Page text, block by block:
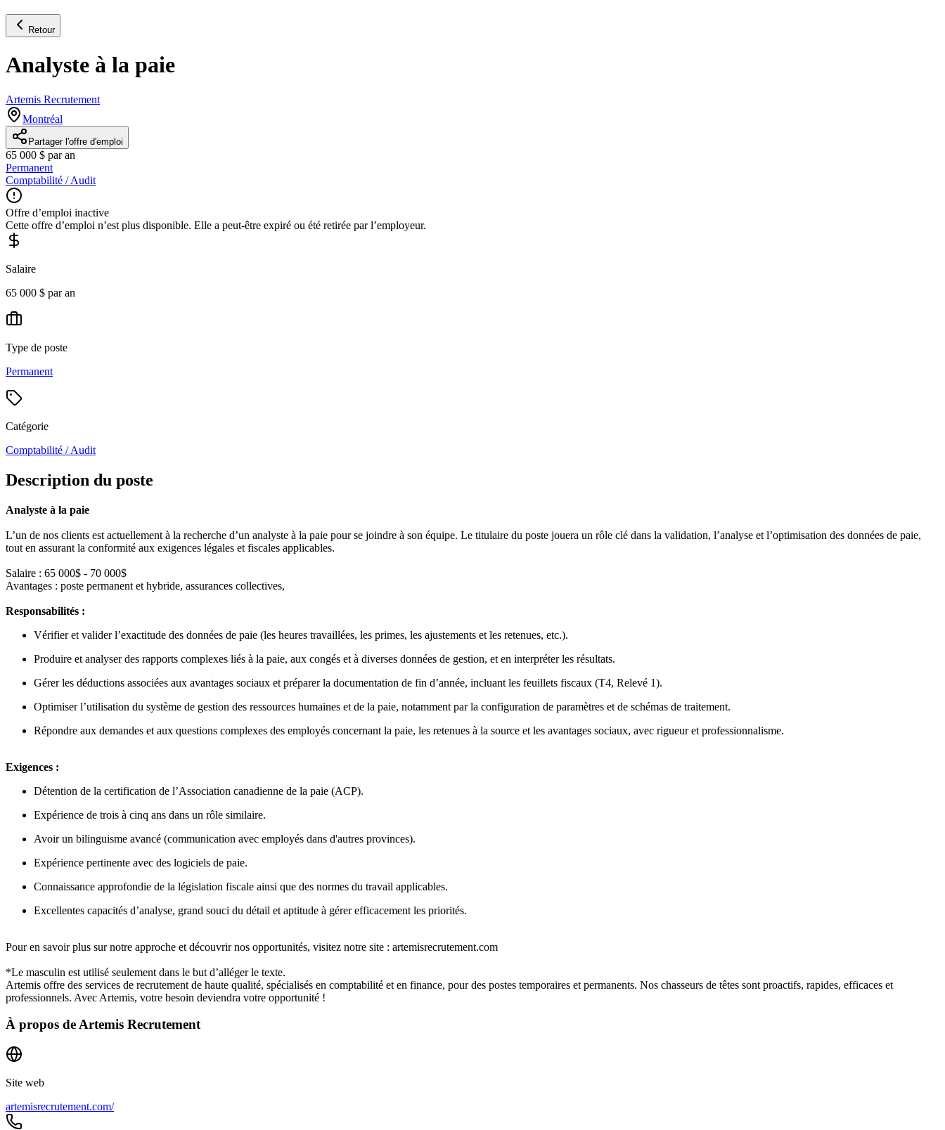
Retour
Analyste à la paie
Artemis Recrutement
Montréal
Partager l'offre d'emploi
65 000 $ par an
Permanent
Comptabilité / Audit
Offre d’emploi inactive
Cette offre d’emploi n’est plus disponible. Elle a peut-être expiré ou été retirée par l’employeur.
Salaire
65 000 $ par an
Type de poste
Permanent
Catégorie
Comptabilité / Audit
Description du poste
Analyste à la paie
L’un de nos clients est actuellement à la recherche d’un analyste à la paie pour se joindre à son équipe. Le titulaire du poste jouera un rôle clé dans la validation, l’analyse et l’optimisation des données de paie,
tout en assurant la conformité aux exigences légales et fiscales applicables.
Salaire : 65 000$ - 70 000$
Avantages : poste permanent et hybride, assurances collectives,
Responsabilités :
Vérifier et valider l’exactitude des données de paie (les heures travaillées, les primes, les ajustements et les retenues, etc.).
Produire et analyser des rapports complexes liés à la paie, aux congés et à diverses données de gestion, et en interpréter les résultats.
Gérer les déductions associées aux avantages sociaux et préparer la documentation de fin d’année, incluant les feuillets fiscaux (T4, Relevé 1).
Optimiser l’utilisation du système de gestion des ressources humaines et de la paie, notamment par la configuration de paramètres et de schémas de traitement.
Répondre aux demandes et aux questions complexes des employés concernant la paie, les retenues à la source et les avantages sociaux, avec rigueur et professionnalisme.
Exigences :
Détention de la certification de l’Association canadienne de la paie (ACP).
Expérience de trois à cinq ans dans un rôle similaire.
Avoir un bilinguisme avancé (communication avec employés dans d'autres provinces).
Expérience pertinente avec des logiciels de paie.
Connaissance approfondie de la législation fiscale ainsi que des normes du travail applicables.
Excellentes capacités d’analyse, grand souci du détail et aptitude à gérer efficacement les priorités.
Pour en savoir plus sur notre approche et découvrir nos opportunités, visitez notre site : artemisrecrutement.com
*Le masculin est utilisé seulement dans le but d’alléger le texte.
Artemis offre des services de recrutement de haute qualité, spécialisés en comptabilité et en finance, pour des postes temporaires et permanents. Nos chasseurs de têtes sont proactifs, rapides, efficaces et
professionnels. Avec Artemis, votre besoin deviendra votre opportunité !
À propos deArtemis Recrutement
Site web
artemisrecrutement.com/